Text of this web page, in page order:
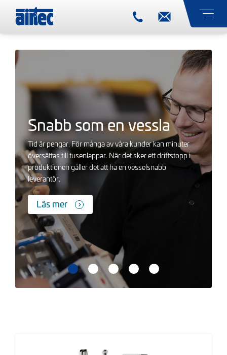
Snabb som en vessla
Tid är pengar. För många av våra kunder kan minuter
översättas till tusenlappar. När det sker ett driftstopp i
produktionen gäller det att ha en vesselsnabb
leverantör.
Läs mer